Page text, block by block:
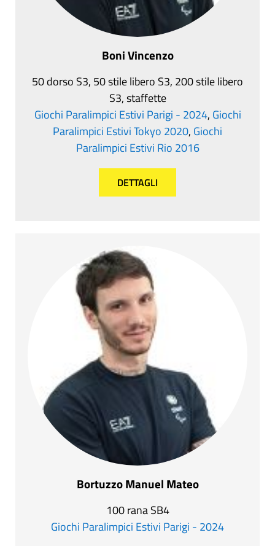
Boni Vincenzo
50 dorso S3, 50 stile libero S3, 200 stile libero
S3, staffette
Giochi Paralimpici Estivi Parigi - 2024, Giochi
Paralimpici Estivi Tokyo 2020, Giochi
Paralimpici Estivi Rio 2016
DETTAGLI
Bortuzzo Manuel Mateo
100 rana SB4
Giochi Paralimpici Estivi Parigi - 2024